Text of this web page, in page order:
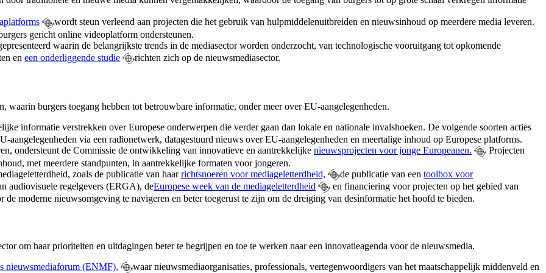
wordt steun verleend aan projecten die het gebruik van hulpmiddelenuitbreiden en nieuwsinhoud op meerdere media leveren.
gericht online videoplatform ondersteunen.
waarin de belangrijkste trends in de mediasector worden onderzocht, van technologische vooruitgang tot opkomende
en een onderliggende studie richten zich op de nieuwsmediasector.
burgers toegang hebben tot betrouwbare informatie, onder meer over EU-aangelegenheden.
informatie verstrekken over Europese onderwerpen die verder gaan dan lokale en nationale invalshoeken. De volgende soorten acties
aangelegenheden via een radionetwerk, datagestuurd nieuws over EU-aangelegenheden en meertalige inhoud op Europese platforms.
ondersteunt de Commissie de ontwikkeling van innovatieve en aantrekkelijke nieuwsprojecten voor jonge Europeanen.
Projecten
met meerdere standpunten, in aantrekkelijke formaten voor jongeren.
zoals de publicatie van haarrichtsnoeren voor mediageletterdheid, de publicatie van een toolbox voor
audiovisuele regelgevers (ERGA), deEuropese week van de mediageletterdheid en financiering voor projecten op het gebied van
moderne nieuwsomgeving te navigeren en beter toegerust te zijn om de dreiging van desinformatie het hoofd te bieden.
om haar prioriteiten en uitdagingen beter te begrijpen en toe te werken naar een innovatieagenda voor de nieuwsmedia.
nieuwsmediaforum (ENMF),
waar nieuwsmediaorganisaties, professionals, vertegenwoordigers van het maatschappelijk middenveld en